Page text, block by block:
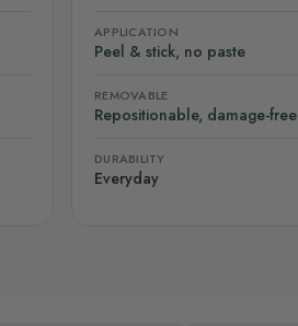
APPLICATION
Peel & stick, no paste
REMOVABLE
Repositionable, damage-free
DURABILITY
Everyday